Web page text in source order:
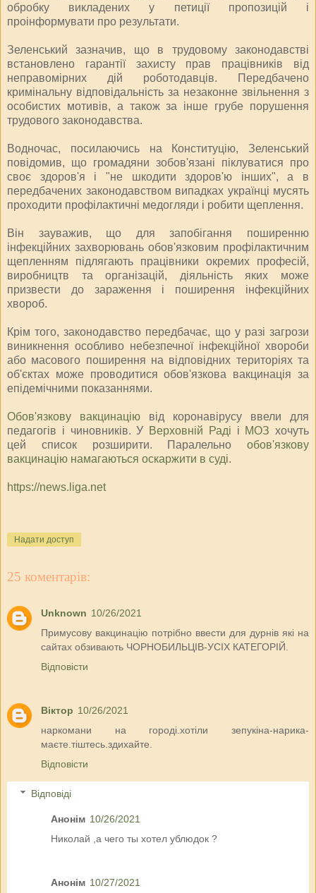
обробку викладених у петиції пропозицій і
проінформувати про результати.
Зеленський зазначив, що в трудовому законодавстві
встановлено гарантії захисту прав працівників від
неправомірних дій роботодавців. Передбачено
кримінальну відповідальність за незаконне звільнення з
особистих мотивів, а також за інше грубе порушення
трудового законодавства.
Водночас, посилаючись на Конституцію, Зеленський
повідомив, що громадяни зобов'язані піклуватися про
своє здоров'я і "не шкодити здоров'ю інших", а в
передбачених законодавством випадках українці мусять
проходити профілактичні медогляди і робити щеплення.
Він зауважив, що для запобігання поширенню
інфекційних захворювань обов'язковим профілактичним
щепленням підлягають працівники окремих професій,
виробництв та організацій, діяльність яких може
призвести до зараження і поширення інфекційних
хвороб.
Крім того, законодавство передбачає, що у разі загрози
виникнення особливо небезпечної інфекційної хвороби
або масового поширення на відповідних територіях та
об'єктах може проводитися обов'язкова вакцинація за
епідемічними показаннями.
Обов'язкову вакцинацію від коронавірусу ввели для
педагогів і чиновників. У Верховній Раді і МОЗ хочуть
цей список розширити. Паралельно обов'язкову
вакцинацію намагаються оскаржити в суді.
https://news.liga.net
Надати доступ
25 коментарів:
Unknown 10/26/2021
Примусову вакцинацію потрібно ввести для дурнів які на
сайтах обзивають ЧОРНОБИЛЬЦІВ-УСІХ КАТЕГОРІЙ.
Відповісти
Віктор 10/26/2021
наркомани на городі.хотіли зепукіна-нарика-
маєте.тіштесь.здихайте.
Відповісти
Відповіді
Анонім 10/26/2021
Николай ,а чего ты хотел ублюдок ?
Анонім 10/27/2021